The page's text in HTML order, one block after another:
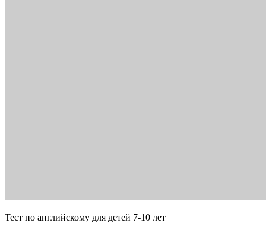
Тест по английскому для детей 7-10 лет